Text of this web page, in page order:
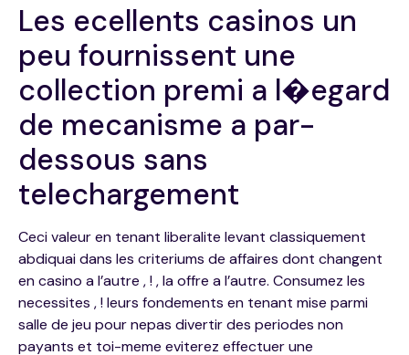
Les ecellents casinos un
peu fournissent une
collection premi a l�egard
de mecanisme a par-
dessous sans
telechargement
Ceci valeur en tenant liberalite levant classiquement
abdiquai dans les criteriums de affaires dont changent
en casino a l’autre , ! , la offre a l’autre. Consumez les
necessites , ! leurs fondements en tenant mise parmi
salle de jeu pour nepas divertir des periodes non
payants et toi-meme eviterez effectuer une